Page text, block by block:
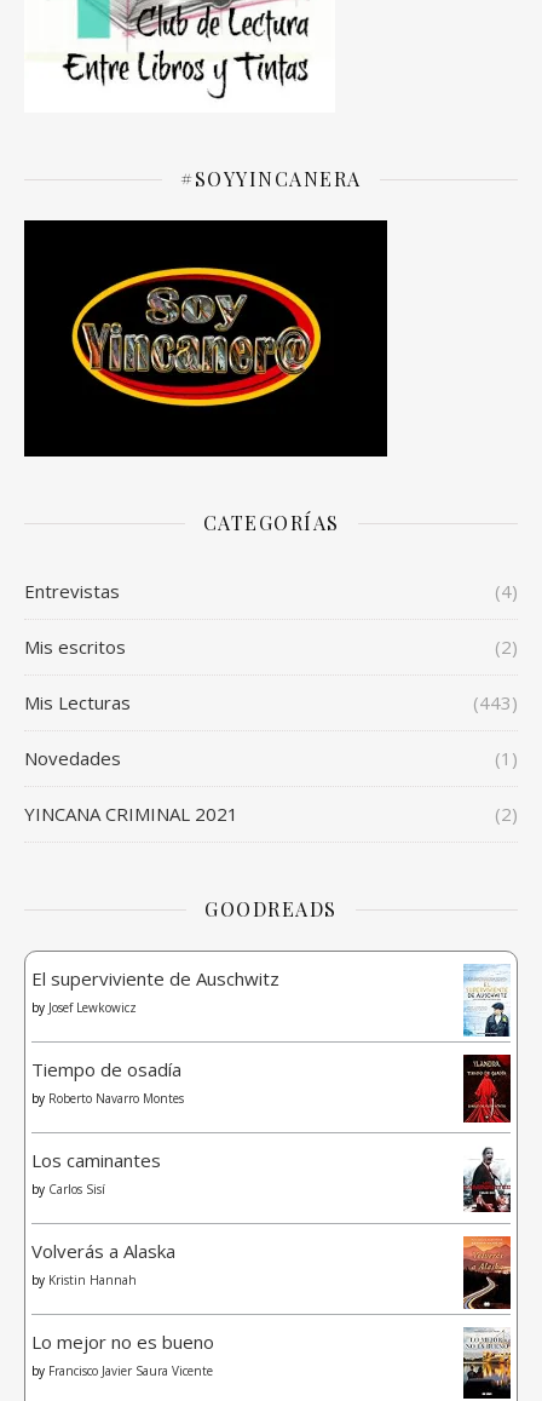
#SOYYINCANERA
CATEGORÍAS
Entrevistas (4)
Mis escritos (2)
Mis Lecturas (443)
Novedades (1)
YINCANA CRIMINAL 2021 (2)
GOODREADS
El superviviente de Auschwitz
by Josef Lewkowicz
Tiempo de osadía
by Roberto Navarro Montes
Los caminantes
by Carlos Sisí
Volverás a Alaska
by Kristin Hannah
Lo mejor no es bueno
by Francisco Javier Saura Vicente